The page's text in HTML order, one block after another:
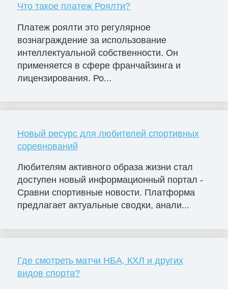
Что такое платеж Роялти?
Платеж роялти это регулярное
вознаграждение за использование
интеллектуальной собственности. Он
применяется в сфере франчайзинга и
лицензирования. Ро...
Новый ресурс для любителей спортивных
соревнований
Любителям активного образа жизни стал
доступен новый информационный портал -
Сравни спортивные новости. Платформа
предлагает актуальные сводки, анали...
Где смотреть матчи НБА, КХЛ и других
видов спорта?